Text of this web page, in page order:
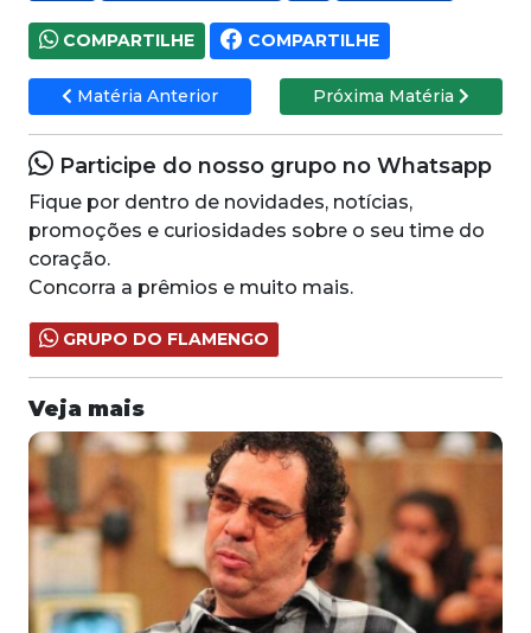
COMPARTILHE COMPARTILHE
Matéria Anterior Próxima Matéria
Participe do nosso grupo no Whatsapp
Fique por dentro de novidades, notícias,
promoções e curiosidades sobre o seu time do
coração.
Concorra a prêmios e muito mais.
GRUPO DO FLAMENGO
Veja mais